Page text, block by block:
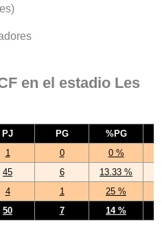
en el estadio Les
PJ PG
%PG
1 0
0 %
45 6
13.33 %
4 1
25 %
50 7 14 %